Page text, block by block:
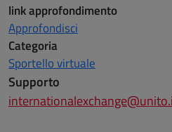
link approfondimento
Approfondisci
Categoria
Sportello virtuale
Supporto